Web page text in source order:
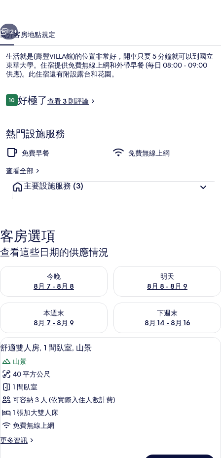
館)
的
相
片
集
個 下一個
12+
簡介客房地點規定
生活就是(壽豐VILLA館)的位置非常好，開車只要 5 分鐘就可以到國立
東華大學。住宿提供免費無線上網和外帶早餐 (每日 08:00 - 09:00
供應)。此住宿還有附設露台和花園。
評
論
1010 分，滿分 10 分，
好極了查看 3 則評論
熱門設施服務
免費早餐
免費無線上網
查看全部
主要設施服務 (3)
客房選項
查看這些日期的供應情況
今晚
8月 7 - 8月 8
查看今晚 (8月 7 - 8月 8) 的供應情況
明天
8月 8 - 8月 9
查看明天 (8月 8 - 8月 9) 的供
本週末
8月 7 - 8月 9
查看本週末 (8月 7 - 8月 9) 的供應情況
下週末
8月 14 - 8月 16
查看下週末 (8月 14 - 8月 16)
顯
示
舒
適
雙
人
房,
間
舒適雙人房, 1 間臥室, 山景 | 書桌、
7
舒適雙人房, 1 間臥室, 山景
山景
40 平方公尺
1 間臥室
可容納 3 人 (依實際入住人數計費)
1 張加大雙人床
免費無線上網
更多資訊
更